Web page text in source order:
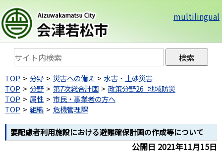
multilingual
TOP 分野 災害への備え
水害・土砂災害
TOP
分野 第7次総合計画
政策分野26_地域防災
TOP
属性
市民・事業者の方へ
TOP
組織 危機管理課
要配慮者利用施設における避難確保計画の作成等について
公開日 2021年11月15日